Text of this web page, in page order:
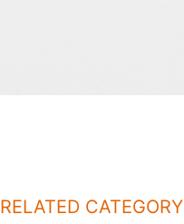
RELATED CATEGORY